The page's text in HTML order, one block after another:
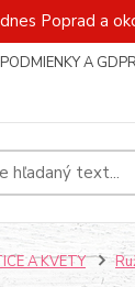
Poprad a
A
A KVETY